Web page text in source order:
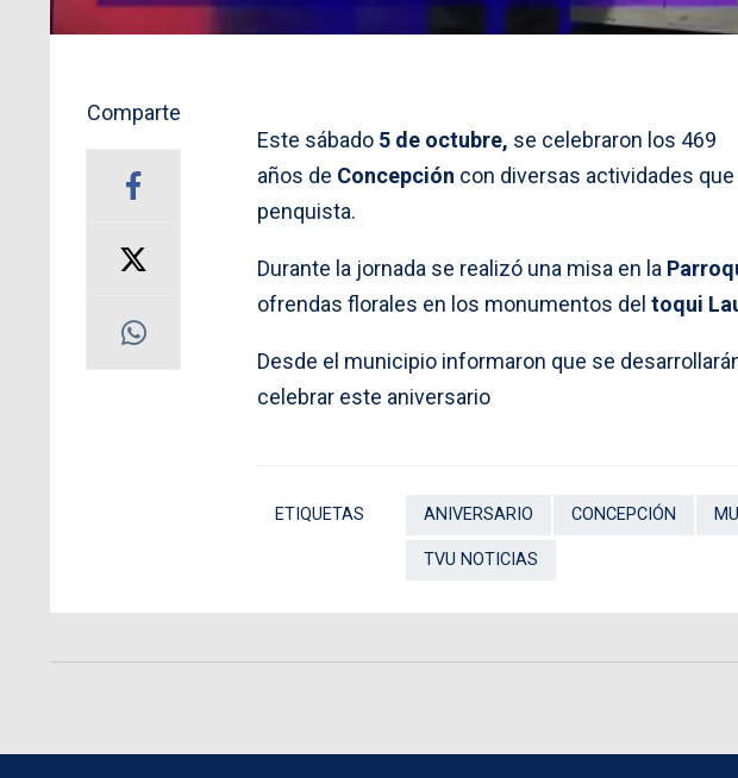
Comparte
Este sábado 5 de octubre, se celebraron los 469
años de Concepción con diversas actividades
penquista.
Durante la jornada se realizó una misa en la
ofrendas florales en los monumentos del toqui
Desde el municipio informaron que se
celebrar este aniversario
ETIQUETAS ANIVERSARIO CONCEPCIÓN
TVU NOTICIAS